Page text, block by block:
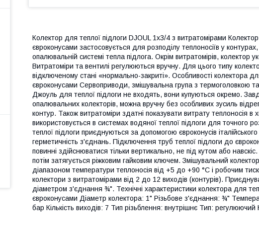
Колектор для теплої підлоги DJOUL 1х3/4 з витратомірами
євроконусами застосовується для розподілу теплоносіїв у
опалювальній системі тепла підлога. Окрім витратомірів, колектор
Витратоміри та вентилі регулюються вручну. Для цього типу
відключеному стані «нормально-закриті». Особливості колектора
євроконусами Сервоприводи, змішувальна група з термоголовкою
Джоуль для теплої підлоги не входять, вони купуються окремо.
опалювальних колекторів, можна вручну без особливих зусиль
контур. Також витратоміри здатні показувати витрату теплоносія
використовується в системах водяної теплої підлоги для точного
теплої підлоги приєднуються за допомогою євроконусів
герметичність з'єднань. Підключення труб теплої підлоги до
повинні здійснюватися тільки вертикально, не під кутом або
потім затягується ріжковим гайковим ключем. Змішувальний
діапазоном температури теплоносія від +5 до +90 °С і робочим
колектори з витратомірами від 2 до 12 виходів (контурів).
діаметром з'єднання ¾". Технічні характеристики колектора для
євроконусами Діаметр колектора: 1" Різьбове з'єднання: ¾"
бар Кількість виходів: 7 Тип різьблення: внутрішнє Тип: